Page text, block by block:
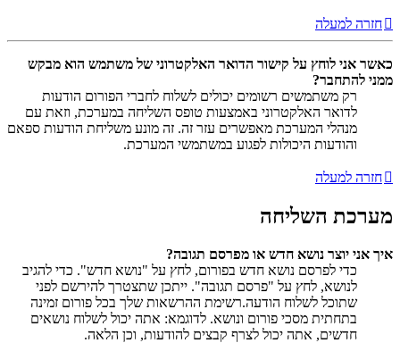
חזרה למעלה
כאשר אני לוחץ על קישור הדואר האלקטרוני של משתמש הוא מבקש
ממני להתחבר?
רק משתמשים רשומים יכולים לשלוח לחברי הפורום הודעות
לדואר האלקטרוני באמצעות טופס השליחה במערכת, וזאת עם
מנהלי המערכת מאפשרים עזר זה. זה מונע משליחת הודעות ספאם
והודעות היכולות לפגוע במשתמשי המערכת.
חזרה למעלה
מערכת השליחה
איך אני יוצר נושא חדש או מפרסם תגובה?
כדי לפרסם נושא חדש בפורום, לחץ על "נושא חדש". כדי להגיב
לנושא, לחץ על "פרסם תגובה". ייתכן שתצטרך להירשם לפני
שתוכל לשלוח הודעה.רשימת ההרשאות שלך בכל פורום זמינה
בתחתית מסכי פורום ונושא. לדוגמא: אתה יכול לשלוח נושאים
חדשים, אתה יכול לצרף קבצים להודעות, וכן הלאה.